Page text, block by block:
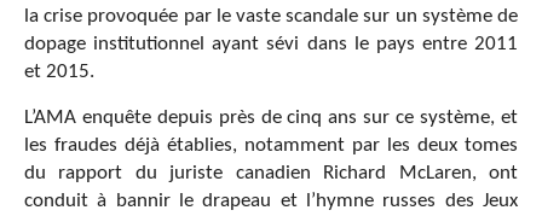
la crise provoquée par le vaste scandale sur un système de
dopage institutionnel ayant sévi dans le pays entre 2011
et 2015.
L’AMA enquête depuis près de cinq ans sur ce système, et
les fraudes déjà établies, notamment par les deux tomes
du rapport du juriste canadien Richard McLaren, ont
conduit à bannir le drapeau et l’hymne russes des Jeux